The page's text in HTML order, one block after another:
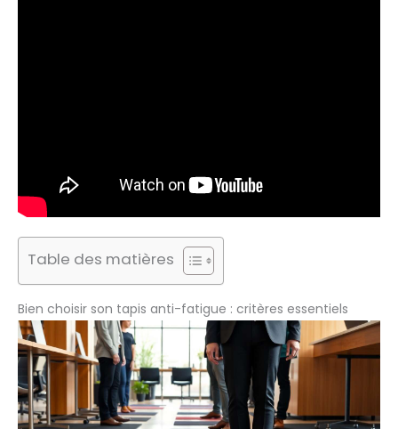
Table des matières
Bien choisir son tapis anti-fatigue : critères essentiels